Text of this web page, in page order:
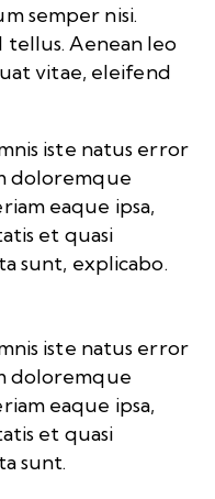
semper nisi.
Aenean leo
vitae, eleifend
iste natus error
doloremque
eaque ipsa,
et quasi
sunt, explicabo.
iste natus error
doloremque
eaque ipsa,
et quasi
sunt.